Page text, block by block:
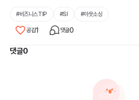
#비즈니스TIP #SI #아웃소싱
공감1 댓글0
댓글0